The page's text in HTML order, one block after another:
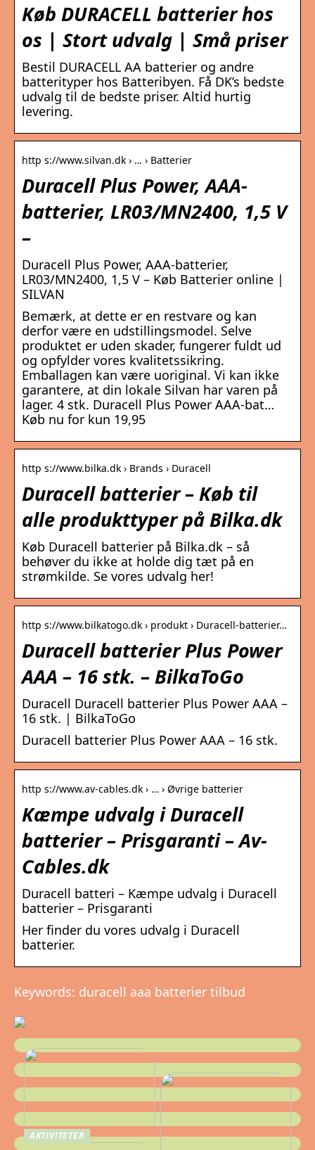
Køb DURACELL batterier hos
os | Stort udvalg | Små priser
Bestil DURACELL AA batterier og andre
batterityper hos Batteribyen. Få DK’s bedste
udvalg til de bedste priser. Altid hurtig
levering.
http s://www.silvan.dk › … › Batterier
Duracell Plus Power, AAA-
batterier, LR03/MN2400, 1,5 V
–
Duracell Plus Power, AAA-batterier,
LR03/MN2400, 1,5 V – Køb Batterier online |
SILVAN
Bemærk, at dette er en restvare og kan
derfor være en udstillingsmodel. Selve
produktet er uden skader, fungerer fuldt ud
og opfylder vores kvalitetssikring.
Emballagen kan være uoriginal. Vi kan ikke
garantere, at din lokale Silvan har varen på
lager. 4 stk. Duracell Plus Power AAA-bat…
Køb nu for kun 19,95
http s://www.bilka.dk › Brands › Duracell
Duracell batterier – Køb til
alle produkttyper på Bilka.dk
Køb Duracell batterier på Bilka.dk – så
behøver du ikke at holde dig tæt på en
strømkilde. Se vores udvalg her!
http s://www.bilkatogo.dk › produkt › Duracell-batterier…
Duracell batterier Plus Power
AAA – 16 stk. – BilkaToGo
Duracell Duracell batterier Plus Power AAA –
16 stk. | BilkaToGo
Duracell batterier Plus Power AAA – 16 stk.
http s://www.av-cables.dk › … › Øvrige batterier
Kæmpe udvalg i Duracell
batterier – Prisgaranti – Av-
Cables.dk
Duracell batteri – Kæmpe udvalg i Duracell
batterier – Prisgaranti
Her finder du vores udvalg i Duracell
batterier.
Keywords: duracell aaa batterier tilbud
AKTIVITETER